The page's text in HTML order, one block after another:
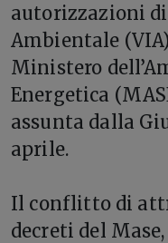
autorizzazioni
Ambientale
Ministero
Energetica
assunta dalla
aprile.
Il conflitto di
decreti del